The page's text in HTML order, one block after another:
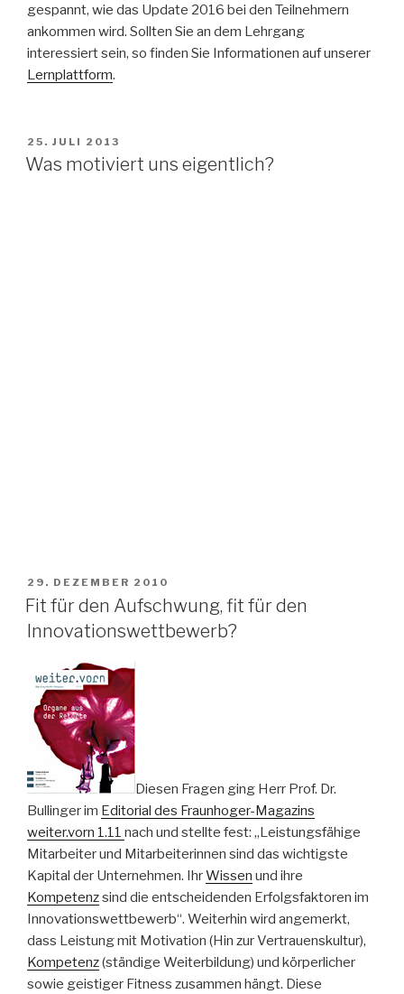
gespannt, wie das Update 2016 bei den Teilnehmern
ankommen wird. Sollten Sie an dem Lehrgang
interessiert sein, so finden Sie Informationen auf unserer
Lernplattform.
VERÖFFENTLICHT
AM
25. JULI 2013
Was motiviert uns eigentlich?
VERÖFFENTLICHT
AM
29. DEZEMBER 2010
Fit für den Aufschwung, fit für den
Innovationswettbewerb?
Diesen Fragen ging Herr Prof. Dr.
Bullinger im Editorial des Fraunhoger-Magazins
weiter.vorn 1.11 nach und stellte fest: „Leistungsfähige
Mitarbeiter und Mitarbeiterinnen sind das wichtigste
Kapital der Unternehmen. IhrWissen und ihre
Kompetenzsind die entscheidenden Erfolgsfaktoren im
Innovationswettbewerb“. Weiterhin wird angemerkt,
dass Leistung mit Motivation (Hin zur Vertrauenskultur),
Kompetenz(ständige Weiterbildung) und körperlicher
sowie geistiger Fitness zusammen hängt. Diese